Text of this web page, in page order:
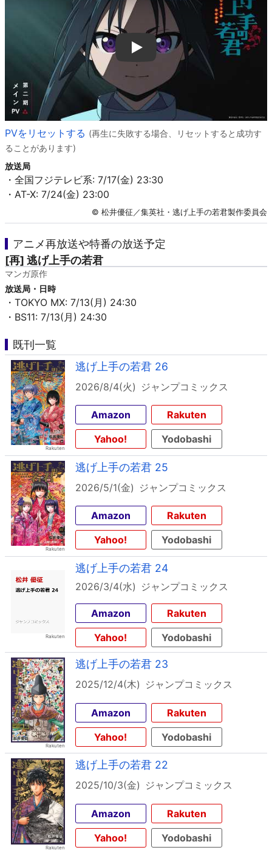
Play
PVをリセットする (再生に失敗する場合、リセットすると成功す
ることがあります)
放送局
・全国フジテレビ系: 7/17(金) 23:30
・AT-X: 7/24(金) 23:00
© 松井優征／集英社・逃げ上手の若君製作委員会
アニメ再放送や特番の放送予定
[再] 逃げ上手の若君
マンガ原作
放送局・日時
・TOKYO MX: 7/13(月) 24:30
・BS11: 7/13(月) 24:30
既刊一覧
逃げ上手の若君 26
2026/8/4(火) ジャンプコミックス
Amazon
Rakuten
Yahoo!
Yodobashi
逃げ上手の若君 25
2026/5/1(金) ジャンプコミックス
Amazon
Rakuten
Yahoo!
Yodobashi
逃げ上手の若君 24
2026/3/4(水) ジャンプコミックス
Amazon
Rakuten
Yahoo!
Yodobashi
逃げ上手の若君 23
2025/12/4(木) ジャンプコミックス
Amazon
Rakuten
Yahoo!
Yodobashi
逃げ上手の若君 22
2025/10/3(金) ジャンプコミックス
Amazon
Rakuten
Yahoo!
Yodobashi